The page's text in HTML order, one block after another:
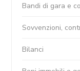
Bandi di gara e
Sovvenzioni,
Bilanci